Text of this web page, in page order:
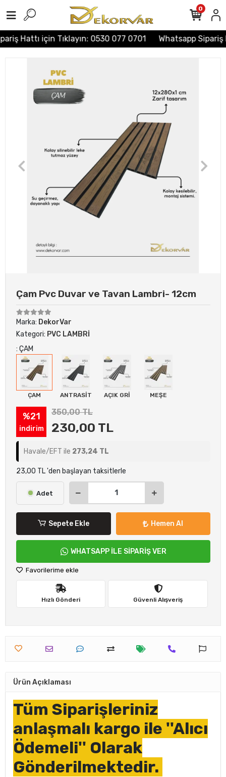
Hattı için Tıklayın: 0530 077 0701 Whatsapp Sipariş
0
Çam Pvc Duvar ve Tavan Lambri- 12cm
Marka: DekorVar
Kategori: PVC LAMBRİ
: ÇAM
ÇAM ANTRASİT AÇIK GRİ MEŞE
%21
indirim
350,00 TL
230,00 TL
Havale/EFT ile 273,24 TL
23,00 TL 'den başlayan taksitlerle
Adet
Sepete Ekle Hemen Al
WHATSAPP İLE SİPARİŞ VER
Favorilerime ekle
Hızlı Gönderi Güvenli Alışveriş
Ürün Açıklaması
Tüm Siparişleriniz
anlaşmalı kargo ile ''Alıcı
Ödemeli'' Olarak
Gönderilmektedir.